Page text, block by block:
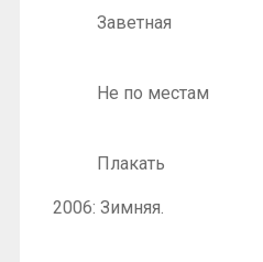
Заветная
Не по местам
Плакать
2006: Зимняя.